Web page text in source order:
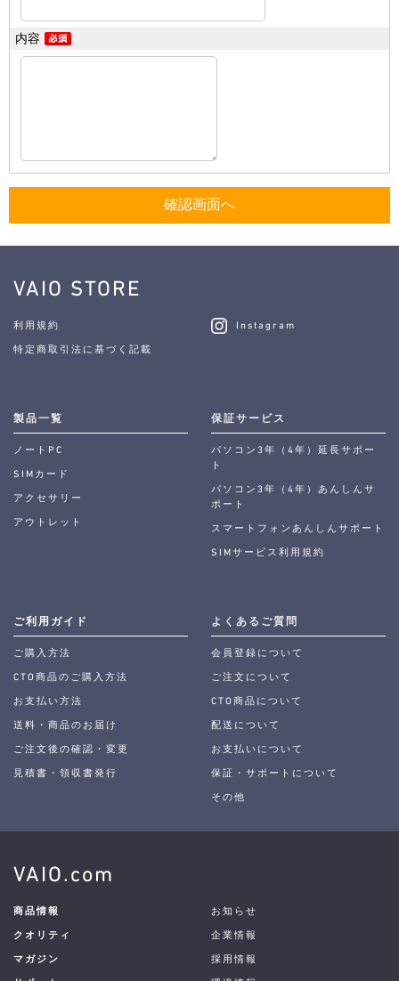
内容
VAIO STORE
利用規約
特定商取引法に基づく記載
Instagram
製品一覧
ノートPC
SIMカード
アクセサリー
アウトレット
保証サービス
パソコン3年（4年）延長サポー
ト
パソコン3年（4年）あんしんサ
ポート
スマートフォンあんしんサポート
SIMサービス利用規約
ご利用ガイド
ご購入方法
CTO商品のご購入方法
お支払い方法
送料・商品のお届け
ご注文後の確認・変更
見積書・領収書発行
よくあるご質問
会員登録について
ご注文について
CTO商品について
配送について
お支払いについて
保証・サポートについて
その他
VAIO.com
商品情報
クオリティ
マガジン
お知らせ
企業情報
採用情報